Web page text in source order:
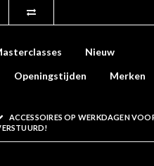
Nieuw
Openingstijden Merken
ACCESSOIRES OP WERKDAGEN